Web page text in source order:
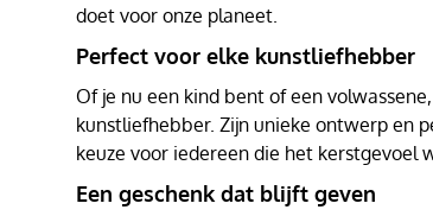
doet voor onze planeet.
Perfect voor elke kunstliefhebber
Of je nu een kind bent of een
kunstliefhebber. Zijn unieke ontwerp en
keuze voor iedereen die het kerstgevoel
Een geschenk dat blijft geven